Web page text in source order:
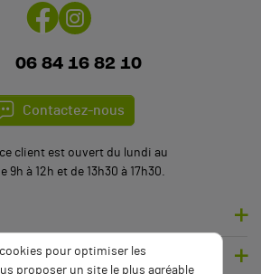
06 84 16 82 10
Contactez-nous
client est ouvert du lundi au
9h à 12h et de 13h30 à 17h30.
pour optimiser les
proposer un site le plus agréable